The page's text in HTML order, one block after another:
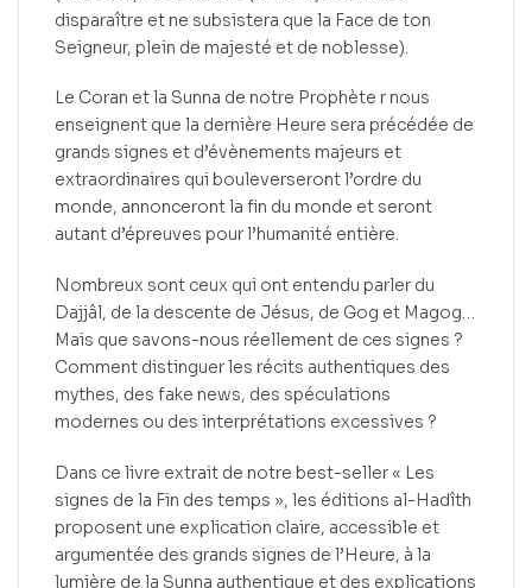
disparaître et ne subsistera que la Face de ton
Seigneur, plein de majesté et de noblesse).
Le Coran et la Sunna de notre Prophète r nous
enseignent que la dernière Heure sera précédée de
grands signes et d’évènements majeurs et
extraordinaires qui bouleverseront l’ordre du
monde, annonceront la fin du monde et seront
autant d’épreuves pour l’humanité entière.
Nombreux sont ceux qui ont entendu parler du
Dajjâl, de la descente de Jésus, de Gog et Magog…
Mais que savons-nous réellement de ces signes ?
Comment distinguer les récits authentiques des
mythes, des fake news, des spéculations
modernes ou des interprétations excessives ?
Dans ce livre extrait de notre best-seller « Les
signes de la Fin des temps », les éditions al-Hadîth
proposent une explication claire, accessible et
argumentée des grands signes de l’Heure, à la
lumière de la Sunna authentique et des explications